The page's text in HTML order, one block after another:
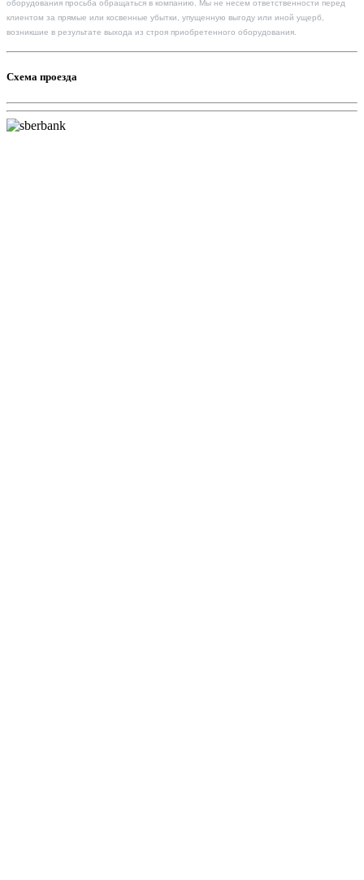
оборудования просьба обращаться в компанию. Мы не несем ответственности перед
клиентом за прямые или косвенные убытки, упущенную выгоду или иной ущерб,
возникшие в результате выхода из строя приобретенного оборудования.
Схема проезда